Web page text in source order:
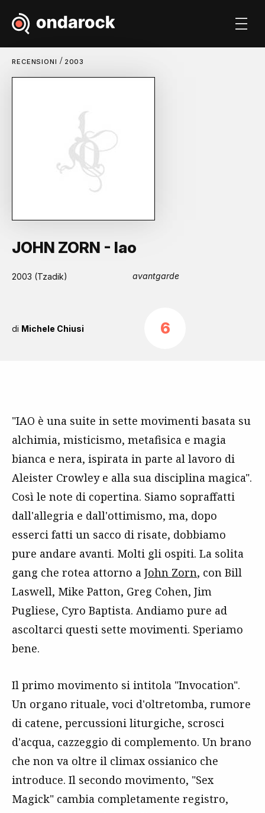
RECENSIONI / 2003
JOHN ZORN - Iao
2003 (Tzadik) avantgarde
di Michele Chiusi 6
"IAO è una suite in sette movimenti basata su
alchimia, misticismo, metafisica e magia
bianca e nera, ispirata in parte al lavoro di
Aleister Crowley e alla sua disciplina magica".
Così le note di copertina. Siamo sopraffatti
dall'allegria e dall'ottimismo, ma, dopo
esserci fatti un sacco di risate, dobbiamo
pure andare avanti. Molti gli ospiti. La solita
gang che rotea attorno a John Zorn, con Bill
Laswell, Mike Patton, Greg Cohen, Jim
Pugliese, Cyro Baptista. Andiamo pure ad
ascoltarci questi sette movimenti. Speriamo
bene.
Il primo movimento si intitola "Invocation".
Un organo rituale, voci d'oltretomba, rumore
di catene, percussioni liturgiche, scrosci
d'acqua, cazzeggio di complemento. Un brano
che non va oltre il climax ossianico che
introduce. Il secondo movimento, "Sex
Magick" cambia completamente registro,